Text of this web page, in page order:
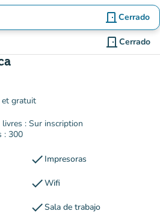
door_front Cerrado
door_front Cerrado
et gratuit
: Sur inscription
: 300
check Impresoras
checkWifi
checkSala de trabajo